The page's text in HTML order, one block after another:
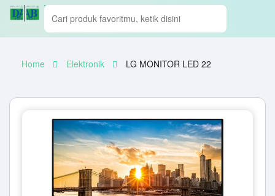
Home Elektronik LG MONITOR LED 22